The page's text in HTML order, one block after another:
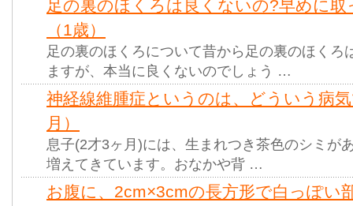
足の裏のほくろは良くないの?早めに
（1歳）
足の裏のほくろについて昔から足の裏のほくろ
ますが、本当に良くないのでしょう …
神経線維腫症というのは、どういう病
月）
息子(2才3ヶ月)には、生まれつき茶色のシミが
増えてきています。おなかや背 …
お腹に、2cm×3cmの長方形で白っぽい